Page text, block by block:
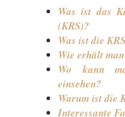
Was ist das
(KRS)?
Was ist die
Wie erhält
Wo kann
einsehen?
Warum ist die
Interessante